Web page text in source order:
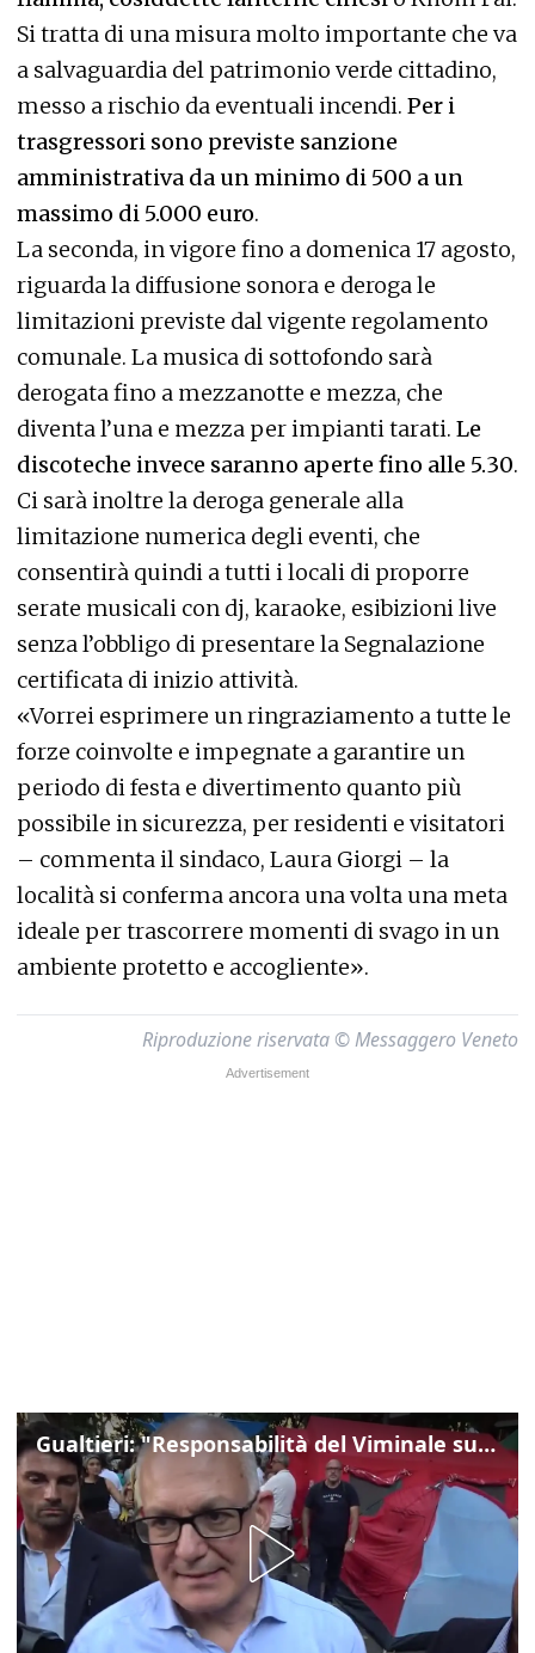
Si tratta di una misura molto importante che va
a salvaguardia del patrimonio verde cittadino,
messo a rischio da eventuali incendi. Per i
trasgressori sono previste sanzione
amministrativa da un minimo di 500 a un
massimo di 5.000 euro.
La seconda, in vigore fino a domenica 17 agosto,
riguarda la diffusione sonora e deroga le
limitazioni previste dal vigente regolamento
comunale. La musica di sottofondo sarà
derogata fino a mezzanotte e mezza, che
diventa l’una e mezza per impianti tarati. Le
discoteche invece saranno aperte fino alle 5.30.
Ci sarà inoltre la deroga generale alla
limitazione numerica degli eventi, che
consentirà quindi a tutti i locali di proporre
serate musicali con dj, karaoke, esibizioni live
senza l’obbligo di presentare la Segnalazione
certificata di inizio attività.
«Vorrei esprimere un ringraziamento a tutte le
forze coinvolte e impegnate a garantire un
periodo di festa e divertimento quanto più
possibile in sicurezza, per residenti e visitatori
– commenta il sindaco, Laura Giorgi – la
località si conferma ancora una volta una meta
ideale per trascorrere momenti di svago in un
ambiente protetto e accogliente».
Riproduzione riservata © Messaggero Veneto
Gualtieri: "Responsabilità del Viminale su Spin Time? La posizione dei partiti è nota"